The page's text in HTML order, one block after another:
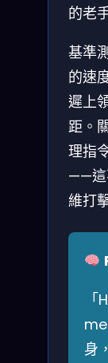
的老
基準
的速
遲上
距。
理指
——這
維打
身